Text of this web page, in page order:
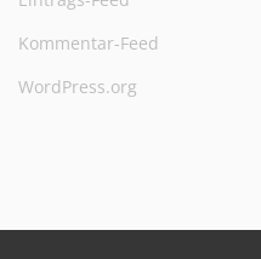
Kommentar-Feed
WordPress.org